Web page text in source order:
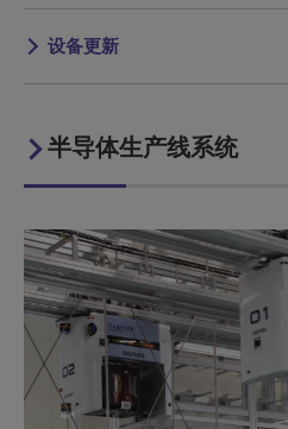
设备更新
半导体生产线系统